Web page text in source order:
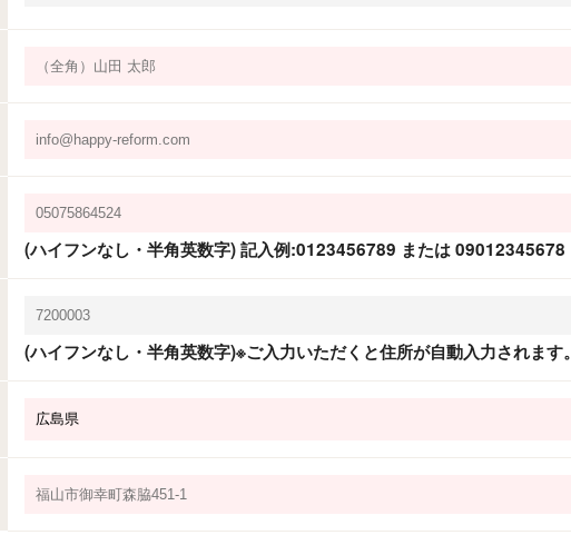
(ハイフンなし・半角英数字) 記入例:0123456789 または 09012345678
(ハイフンなし・半角英数字)※ご入力いただくと住所が自動入力されます。